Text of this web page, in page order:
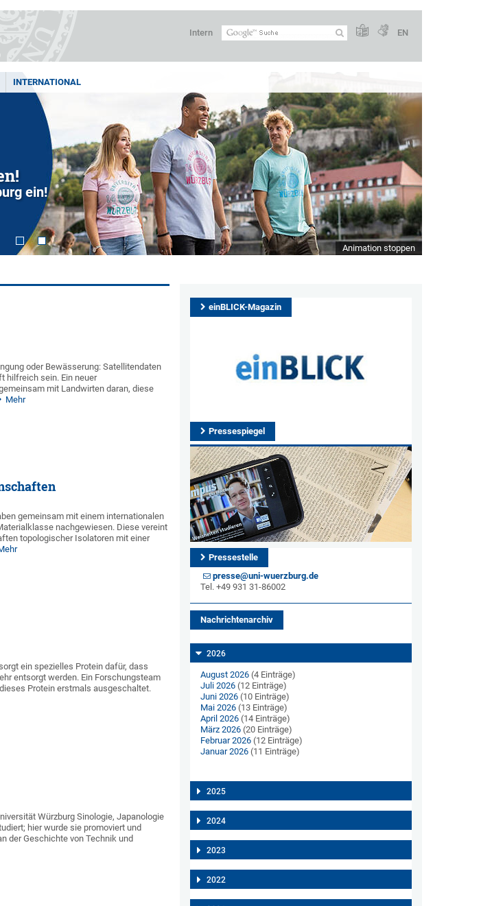
Intern EN
INTERNATIONAL
ein!
Animation stoppen
oder Bewässerung: Satellitendaten
hilfreich sein. Ein neuer
mit Landwirten daran, diese
Mehr
gemeinsam mit einem internationalen
nachgewiesen. Diese vereint
topologischer Isolatoren mit einer
ein spezielles Protein dafür, dass
entsorgt werden. Ein Forschungsteam
Protein erstmals ausgeschaltet.
Würzburg Sinologie, Japanologie
hier wurde sie promoviert und
der Geschichte von Technik und
einBLICK-Magazin
Pressespiegel
Pressestelle
presse@uni-wuerzburg.de
Tel. +49 931 31-86002
Nachrichtenarchiv
2026
August 2026(4 Einträge)
Juli 2026(12 Einträge)
Juni 2026(10 Einträge)
Mai 2026(13 Einträge)
April 2026(14 Einträge)
März 2026(20 Einträge)
Februar 2026(12 Einträge)
Januar 2026(11 Einträge)
2025
2024
2023
2022